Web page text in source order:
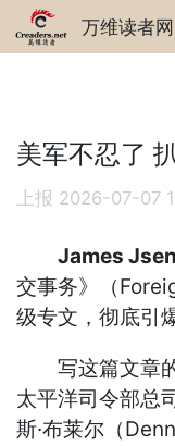
万维读者网
美军不忍了
上报 2026-07-07
James
交事务》（
级专文，彻底引
写这篇文章的
太平洋司令部总
斯·布莱尔（